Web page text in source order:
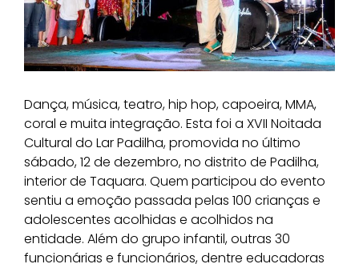
Dança, música, teatro, hip hop, capoeira, MMA,
coral e muita integração. Esta foi a XVII Noitada
Cultural do Lar Padilha, promovida no último
sábado, 12 de dezembro, no distrito de Padilha,
interior de Taquara. Quem participou do evento
sentiu a emoção passada pelas 100 crianças e
adolescentes acolhidas e acolhidos na
entidade. Além do grupo infantil, outras 30
funcionárias e funcionários, dentre educadoras